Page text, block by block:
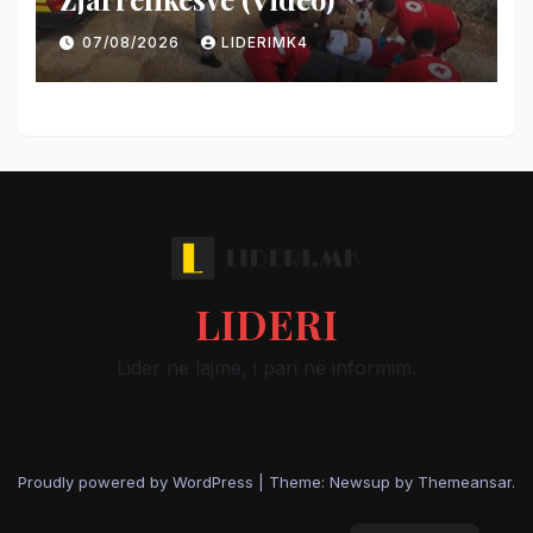
07/08/2026 LIDERIMK4
LIDERI
Lider në lajme, i pari në informim.
Proudly powered by WordPress Theme: Newsup by Themeansar.